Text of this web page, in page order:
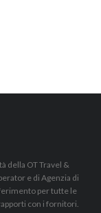
della OT Travel &
e di Agenzia di
per tutte le
con i fornitori.